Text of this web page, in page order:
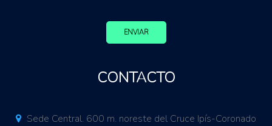
ENVIAR
CONTACTO
Sede Central. 600 m. noreste del Cruce Ipís-Coronado